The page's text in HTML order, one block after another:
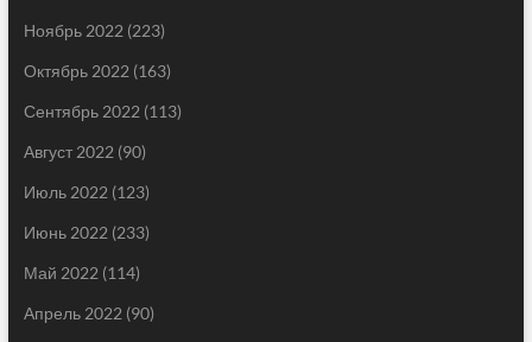
Ноябрь 2022 (223)
Октябрь 2022 (163)
Сентябрь 2022 (113)
Август 2022 (90)
Июль 2022 (123)
Июнь 2022 (233)
Май 2022 (114)
Апрель 2022 (90)